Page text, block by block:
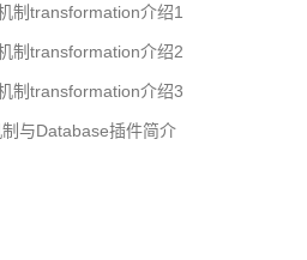
制transformation介绍1
制transformation介绍2
制transformation介绍3
与Database插件简介